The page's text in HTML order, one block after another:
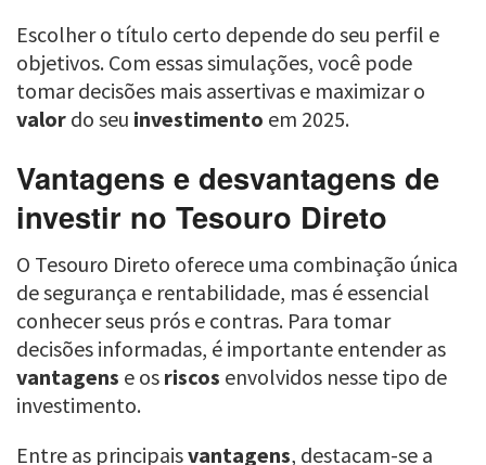
Escolher o título certo depende do seu perfil e
objetivos. Com essas simulações, você pode
tomar decisões mais assertivas e maximizar o
valor do seu investimento em 2025.
Vantagens e desvantagens de
investir no Tesouro Direto
O Tesouro Direto oferece uma combinação única
de segurança e rentabilidade, mas é essencial
conhecer seus prós e contras. Para tomar
decisões informadas, é importante entender as
vantagens e os riscos envolvidos nesse tipo de
investimento.
Entre as principaisvantagens, destacam-se a